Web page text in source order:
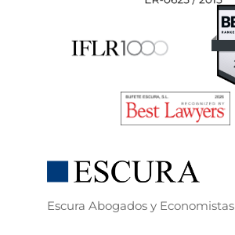
Escura Abogados y Economistas